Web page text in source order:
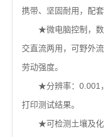
携带、坚固耐用，配套
★微电脑控制，数
交直流两用，可野外
劳动强度。
★分辨率：0.001，
打印测试结果。
★可检测土壤及化